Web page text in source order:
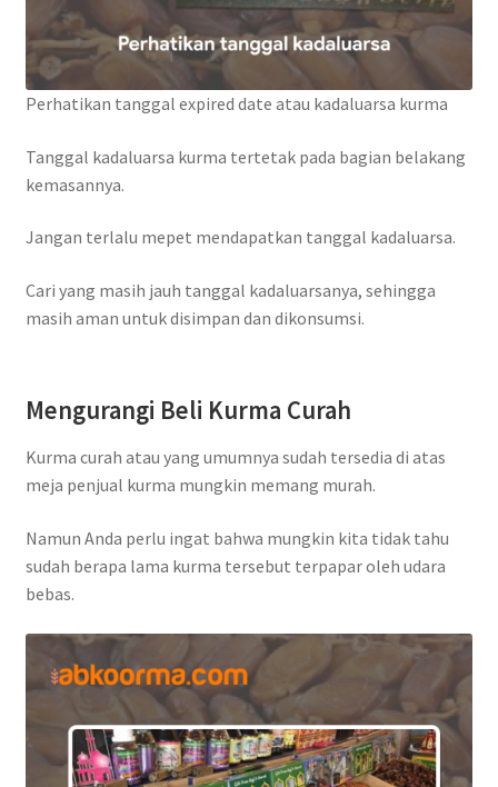
Perhatikan tanggal expired date atau kadaluarsa kurma
Tanggal kadaluarsa kurma tertetak pada bagian belakang
kemasannya.
Jangan terlalu mepet mendapatkan tanggal kadaluarsa.
Cari yang masih jauh tanggal kadaluarsanya, sehingga
masih aman untuk disimpan dan dikonsumsi.
Mengurangi Beli Kurma Curah
Kurma curah atau yang umumnya sudah tersedia di atas
meja penjual kurma mungkin memang murah.
Namun Anda perlu ingat bahwa mungkin kita tidak tahu
sudah berapa lama kurma tersebut terpapar oleh udara
bebas.